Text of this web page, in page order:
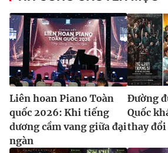
Liên hoan Piano Toàn
quốc 2026: Khi tiếng
dương cầm vang giữa đại
ngàn
Đường
Quốc
thay đổi